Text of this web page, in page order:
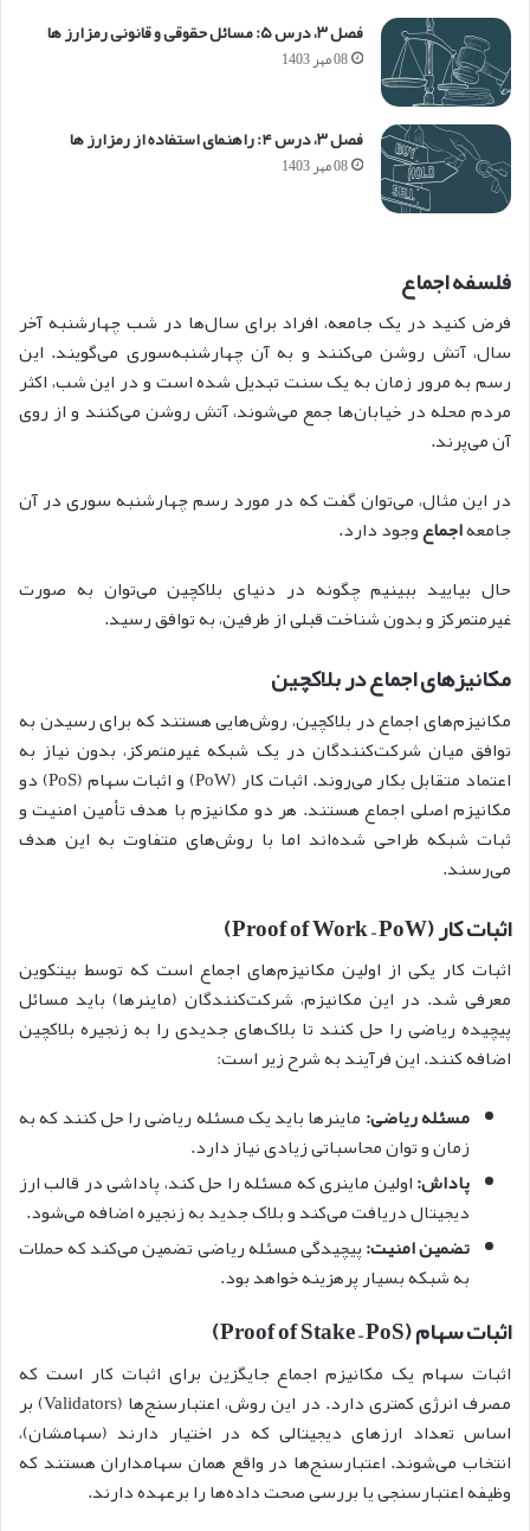
فصل ۳، درس ۵: مسائل حقوقی و قانونی رمزارز ها
08 مهر 1403
فصل ۳، درس ۴: راهنمای استفاده از رمزارز ها
08 مهر 1403
فلسفه اجماع
فرض کنید در یک جامعه، افراد برای سال‌ها در شب چهارشنبه آخر
سال، آتش روشن می‌کنند و به آن چهارشنبه‌سوری می‌گویند. این
رسم به مرور زمان به یک سنت تبدیل شده است و در این شب، اکثر
مردم محله در خیابان‌ها جمع می‌شوند، آتش روشن می‌کنند و از روی
آن می‌پرند.
در این مثال، می‌توان گفت که در مورد رسم چهارشنبه سوری در آن
جامعهاجماعوجود دارد.
حال بیایید ببینیم چگونه در دنیای بلاکچین می‌توان به صورت
غیرمتمرکز و بدون شناخت قبلی از طرفین، به توافق رسید.
مکانیز‌های اجماع در بلاکچین
مکانیزم‌های اجماع در بلاکچین، روش‌هایی هستند که برای رسیدن به
توافق میان شرکت‌کنندگان در یک شبکه غیرمتمرکز، بدون نیاز به
اعتماد متقابل بکار می‌روند. اثبات کار (PoW) و اثبات سهام (PoS) دو
مکانیزم اصلی اجماع هستند. هر دو مکانیزم با هدف تأمین امنیت و
ثبات شبکه طراحی شده‌اند اما با روش‌های متفاوت به این هدف
می‌رسند.
اثبات کار (Proof of Work – PoW)
اثبات کار یکی از اولین مکانیزم‌های اجماع است که توسط بیتکوین
معرفی شد. در این مکانیزم، شرکت‌کنندگان (ماینرها) باید مسائل
پیچیده ریاضی را حل کنند تا بلاک‌های جدیدی را به زنجیره بلاکچین
اضافه کنند. این فرآیند به شرح زیر است:
مسئله ریاضی: ماینرها باید یک مسئله ریاضی را حل کنند که به
زمان و توان محاسباتی زیادی نیاز دارد.
پاداش:اولین ماینری که مسئله را حل کند، پاداشی در قالب ارز
دیجیتال دریافت می‌کند و بلاک جدید به زنجیره اضافه می‌شود.
تضمین امنیت:پیچیدگی مسئله ریاضی تضمین می‌کند که حملات
به شبکه بسیار پرهزینه خواهد بود.
اثبات سهام (Proof of Stake – PoS)
اثبات سهام یک مکانیزم اجماع جایگزین برای اثبات کار است که
مصرف انرژی کمتری دارد. در این روش، اعتبارسنج‌ها (Validators) بر
اساس تعداد ارزهای دیجیتالی که در اختیار دارند (سهامشان)،
انتخاب می‌شوند. اعتبارسنج‌ها در واقع همان سهامداران هستند که
وظیفه اعتبارسنجی یا بررسی صحت داده‌ها را برعهده دارند.